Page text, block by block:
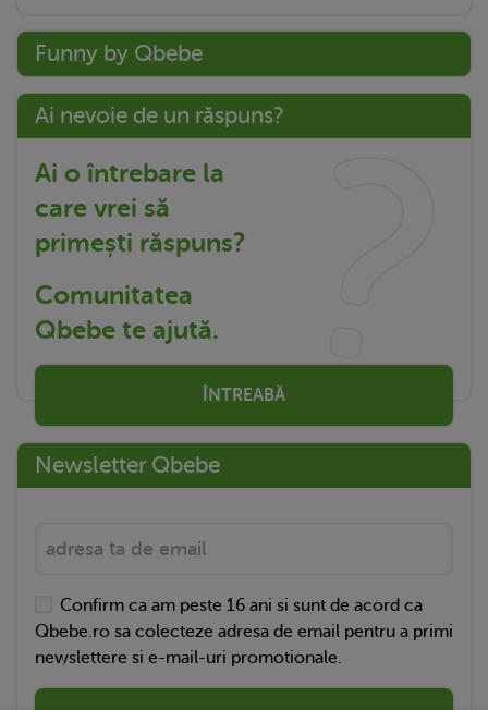
Funny by Qbebe
Ai nevoie de un răspuns?
Ai o întrebare la
care vrei să
primești răspuns?
Comunitatea
Qbebe te ajută.
ÎNTREABĂ
Newsletter Qbebe
Confirm ca am peste 16 ani si sunt de acord ca
Qbebe.ro sa colecteze adresa de email pentru a primi
newslettere si e-mail-uri promotionale.